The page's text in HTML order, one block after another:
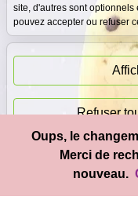
site, d'autres sont
pouvez accepter ou refuser
Refuser
© 2026 DEAL
Oups, le
Merci de
nouveau.